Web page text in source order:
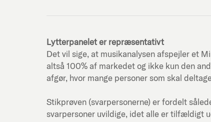
Lytterpanelet er repræsentativt
Det vil sige, at musikanalysen afspejler et
altså 100% af markedet og ikke kun den
afgør, hvor mange personer som skal
Stikprøven (svarpersonerne) er fordelt
svarpersoner uvildige, idet alle er tilfældigt